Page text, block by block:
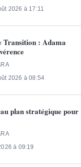
2026 à 17:11
Transition : Adama
2026 à 08:54
plan stratégique pour
à 09:19